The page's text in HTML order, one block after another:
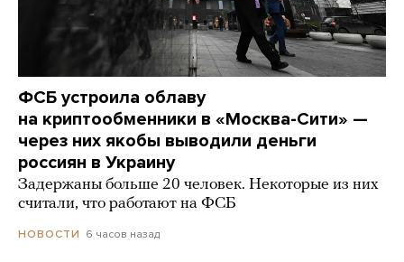
ФСБ устроила облаву
на криптообменники в «Москва-Сити» —
через них якобы выводили деньги
россиян в Украину
Задержаны больше 20 человек. Некоторые из них
считали, что работают на ФСБ
НОВОСТИ 6 часов назад